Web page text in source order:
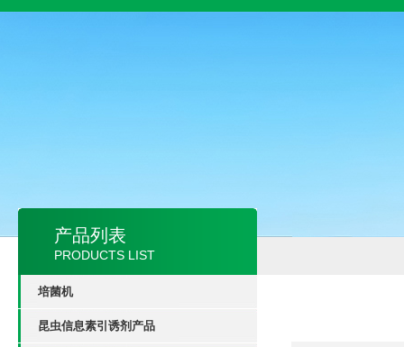
产品列表
PRODUCTS LIST
培菌机
昆虫信息素引诱剂产品